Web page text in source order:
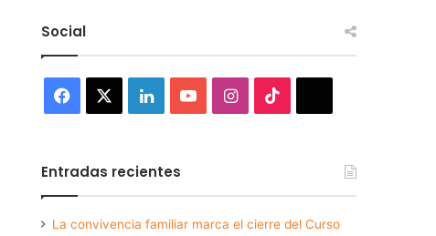
Social
Facebook LinkedInYouTubeInstagram
Entradas recientes
La convivencia familiar marca el cierre del Curso